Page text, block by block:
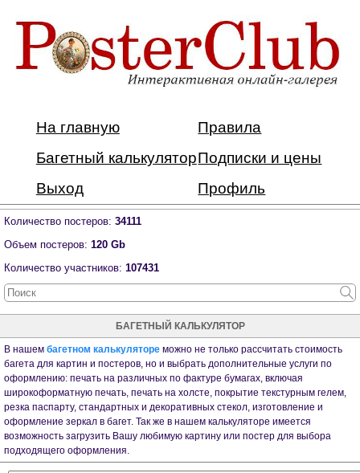
На главную
Правила
Багетный калькуляторПодписки и цены
Выход
Профиль
Количество постеров: 34111
Объем постеров: 120 Gb
Количество участников: 107431
БАГЕТНЫЙ КАЛЬКУЛЯТОР
В нашем багетном калькуляторе можно не только рассчитать стоимость
багета для картин и постеров, но и выбрать дополнительные услуги по
оформлению: печать на различных по фактуре бумагах, включая
широкоформатную печать, печать на холсте, покрытие текстурным гелем,
резка паспарту, стандартных и декоративных стекол, изготовление и
оформление зеркал в багет. Так же в нашем калькуляторе имеется
возможность загрузить Вашу любимую картину или постер для выбора
подходящего оформления.